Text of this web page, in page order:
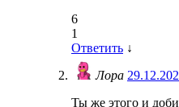
6
1
Ответить ↓
Лора
Ты же этого и